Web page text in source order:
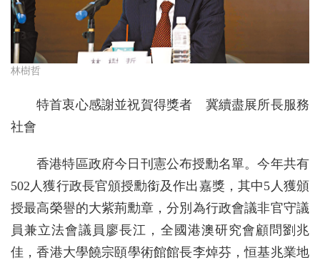
林樹哲
特首衷心感謝並祝賀得獎者 冀續盡展所長服務
社會
香港特區政府今日刊憲公布授勳名單。今年共有
502人獲行政長官頒授勳銜及作出嘉獎，其中5人獲頒
授最高榮譽的大紫荊勳章，分別為行政會議非官守議
員兼立法會議員廖長江，全國港澳研究會顧問劉兆
佳，香港大學饒宗頤學術館館長李焯芬，恒基兆業地